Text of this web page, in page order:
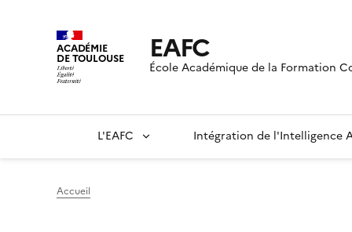
ACADÉMIE
DE TOULOUSE EAFC
École Académique de la Formation
L'EAFC Intégration de l'Intelligence
Accueil